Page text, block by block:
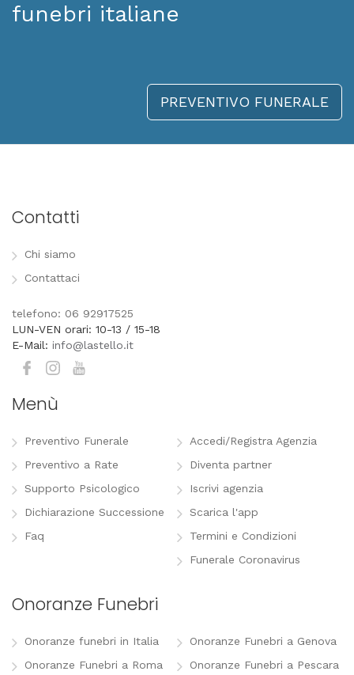
funebri italiane
PREVENTIVO FUNERALE
Contatti
Chi siamo
Contattaci
telefono: 06 92917525
LUN-VEN orari: 10-13 / 15-18
E-Mail: info@lastello.it
Menù
Preventivo Funerale
Preventivo a Rate
Supporto Psicologico
Dichiarazione Successione
Faq
Accedi/Registra Agenzia
Diventa partner
Iscrivi agenzia
Scarica l'app
Termini e Condizioni
Funerale Coronavirus
Onoranze Funebri
Onoranze funebri in Italia
Onoranze Funebri a Roma
Onoranze Funebri a Genova
Onoranze Funebri a Pescara